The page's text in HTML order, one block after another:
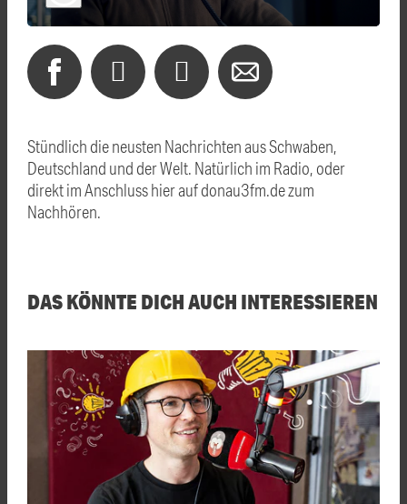
Stündlich die neusten Nachrichten aus Schwaben,
Deutschland und der Welt. Natürlich im Radio, oder
direkt im Anschluss hier auf donau3fm.de zum
Nachhören.
DAS KÖNNTE DICH AUCH INTERESSIEREN